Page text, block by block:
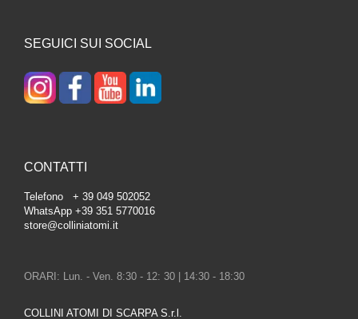
SEGUICI SUI SOCIAL
CONTATTI
Telefono + 39 049 502052
WhatsApp +39 351 5770016
store@colliniatomi.it
ORARI: Lun. - Ven. 8:30 - 12: 30 | 14:30 - 18:30
COLLINI ATOMI DI SCARPA S.r.l.